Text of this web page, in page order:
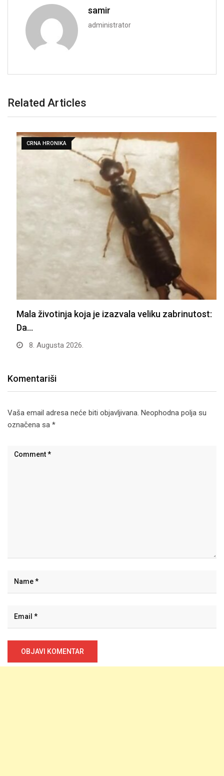
samir
administrator
Related Articles
CRNA HRONIKA
Mala životinja koja je izazvala veliku zabrinutost:
Da…
8. Augusta 2026.
Komentariši
Vaša email adresa neće biti objavljivana. Neophodna polja su
označena sa *